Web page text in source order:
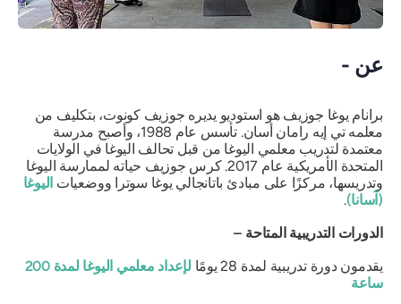
عن -
برانام يوغا جوزيف هو استوديو يديره جوزيف كونوت، بتكليف من
معلمه تي إيه رامان أسان. تأسس عام 1988، وأصبح مدرسة
معتمدة لتدريب معلمي اليوغا من قبل تحالف اليوغا في الولايات
المتحدة الأمريكية عام 2017. كرس جوزيف حياته لممارسة اليوغا
وتدريسها، مركزًا على مبادئ باتانجالي يوغا سوترا ووضعياتاليوغا
(آسانا).
الدورات التدريبية المتاحة –
يقدمون دورة تدريبية لمدة 28 يومًا
لإعداد معلمي اليوغا لمدة 200
ساعة